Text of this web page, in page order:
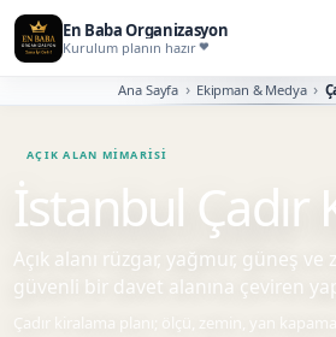
En Baba Organizasyon
Kurulum planın hazır
Ana Sayfa Ekipman & Medya
İstanbul Çadır
Açık alanı rüzgar, yağmur, güneş
güvenli bir davet alanına çeviren
Çadır kiralama planı; ölçü, zemin, yan